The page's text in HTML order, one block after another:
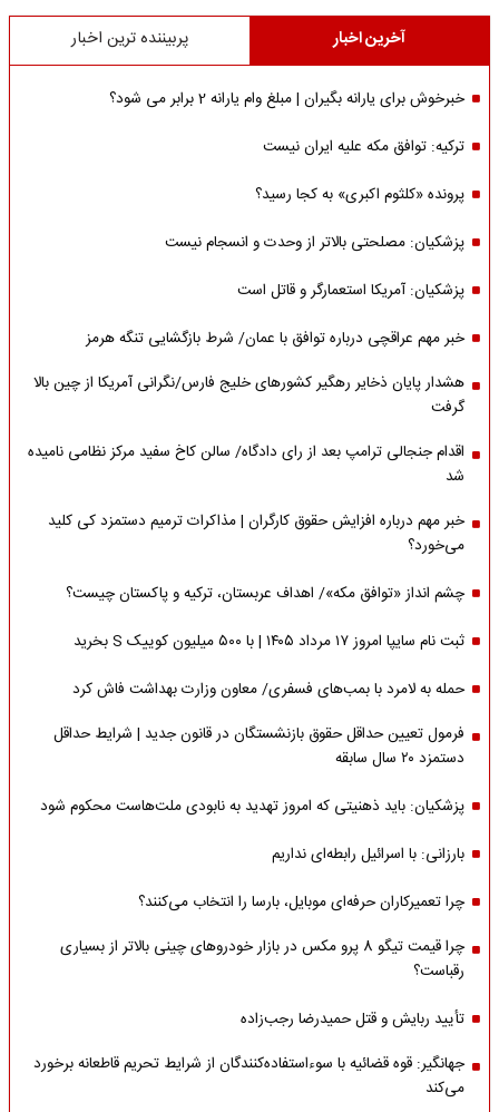
آخرین اخبار پربیننده ترین اخبار
خبرخوش برای یارانه بگیران | مبلغ وام یارانه 2 برابر می شود؟
ترکیه: توافق مکه علیه ایران نیست
پرونده «کلثوم اکبری» به کجا رسید؟
پزشکیان: مصلحتی بالاتر از وحدت و انسجام نیست
پزشکیان: آمریکا استعمارگر و قاتل است
خبر مهم عراقچی درباره توافق با عمان/ شرط بازگشایی تنگه هرمز
هشدار پایان ذخایر رهگیر کشورهای خلیج فارس/نگرانی آمریکا از چین بالا
گرفت
اقدام جنجالی ترامپ بعد از رای دادگاه/ سالن کاخ سفید مرکز نظامی نامیده
شد
خبر مهم درباره افزایش حقوق کارگران | مذاکرات ترمیم دستمزد کی کلید
می‌خورد؟
چشم انداز «توافق مکه»/ اهداف عربستان، ترکیه و پاکستان چیست؟
ثبت نام سایپا امروز ۱۷ مرداد ۱۴۰۵ | با ۵۰۰ میلیون کوییک S بخرید
حمله به لامرد با بمب‌های فسفری/ معاون وزارت بهداشت فاش کرد
فرمول تعیین حداقل حقوق بازنشستگان در قانون جدید | شرایط حداقل
دستمزد ۲۰ سال سابقه
پزشکیان: باید ذهنیتی که امروز تهدید به نابودی ملت‌هاست محکوم شود
بارزانی: با اسرائیل رابطه‌ای نداریم
چرا تعمیرکاران حرفه‌ای موبایل، بارسا را انتخاب می‌کنند؟
چرا قیمت تیگو 8 پرو مکس در بازار خودروهای چینی بالاتر از بسیاری
رقباست؟
تأیید ربایش و قتل حمیدرضا رجب‌زاده
جهانگیر: قوه قضائیه با سوءاستفاده‌کنندگان از شرایط تحریم قاطعانه برخورد
می‌کند